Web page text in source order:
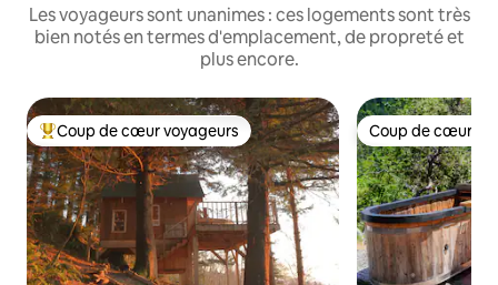
Les voyageurs sont unanimes : ces logements sont très
bien notés en termes d'emplacement, de propreté et
plus encore.
Coups de cœur voyageurs les plus appréciés
Coup de cœur voyageurs Coup de cœur
Coup de cœur